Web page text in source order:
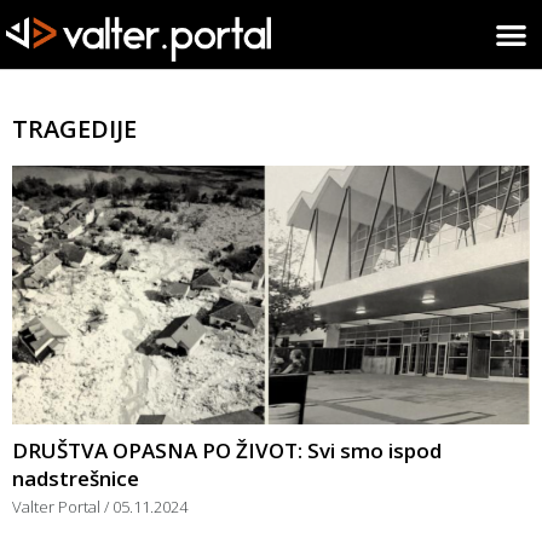
TRAGEDIJE
DRUŠTVA OPASNA PO ŽIVOT: Svi smo ispod
nadstrešnice
Valter Portal 05.11.2024